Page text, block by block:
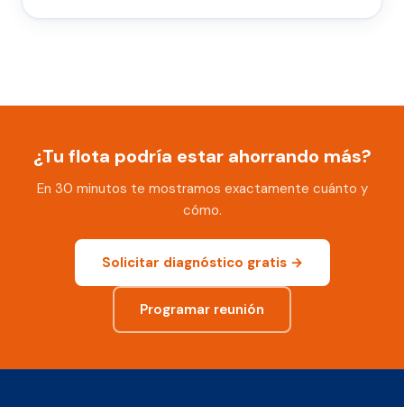
¿Tu flota podría estar ahorrando más?
En 30 minutos te mostramos exactamente cuánto y
cómo.
Solicitar diagnóstico gratis →
Programar reunión